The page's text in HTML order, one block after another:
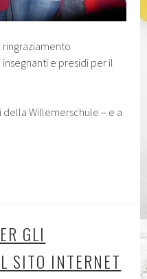
insegnanti e presidi per il
Willemerschule – e a
GLI
SITO INTERNET